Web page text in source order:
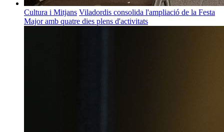
Cultura i Mitjans Viladordis consolida l'ampliació de la Festa
Major amb quatre dies plens d'activitats